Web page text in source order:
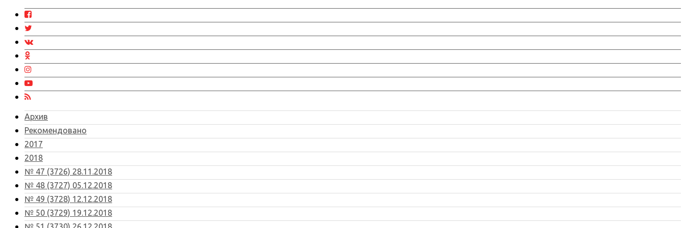
Архив
Рекомендовано
2017
2018
№ 47 (3726) 28.11.2018
№ 48 (3727) 05.12.2018
№ 49 (3728) 12.12.2018
№ 50 (3729) 19.12.2018